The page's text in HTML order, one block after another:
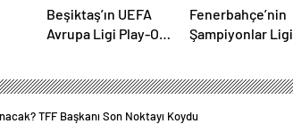
Beşiktaş’ın UEFA
Avrupa Ligi Play-Off
Belli Oldu! Avrupa
Yolunda Kritik
Fenerbahçe’nin
Şampiyonlar Ligi
Belli Oldu!
TFF Başkanı Son Noktayı Koydu